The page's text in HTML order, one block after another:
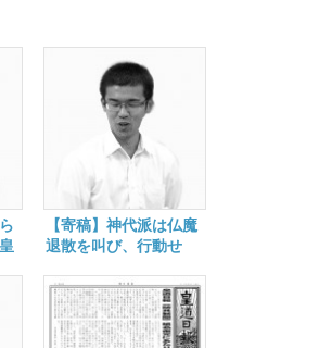
【寄稿】神代派は仏魔
退散を叫び、行動せ
陽太